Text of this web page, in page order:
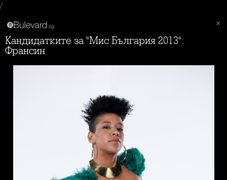
/
Кандидатките за "Мис България 2013":
Франсин